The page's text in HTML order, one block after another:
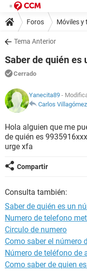
Foros Móviles y
Tema Anterior
Saber de quién es
Cerrado
Yanecita89 -
Carlos Villagómez
Hola alguien que me
de quién es
urge xfa
Compartir
Consulta también:
Saber de quién es un
Numero de telefono
Circulo de numero
Como saber el número
Número de teléfono de
Como saber de quien